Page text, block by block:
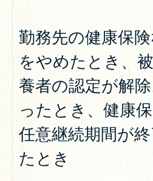
勤務先の健康保
をやめたとき、
養者の認定が解
ったとき、健康
任意継続期間が終
たとき